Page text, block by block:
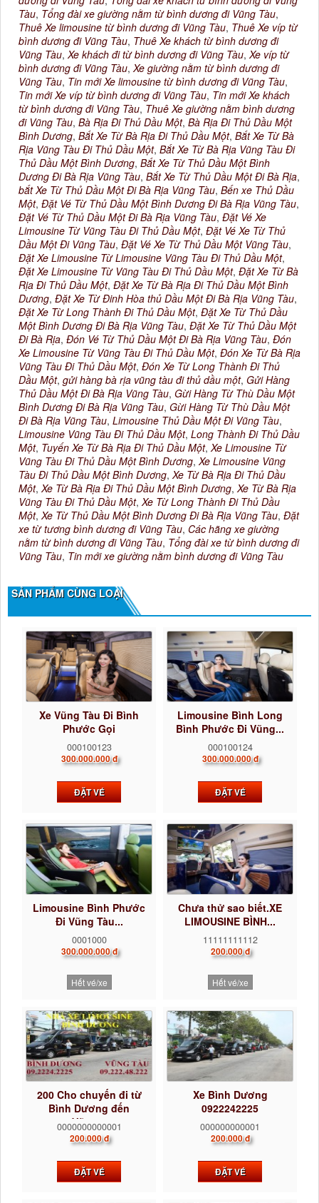
Tàu, Tổng đài xe giường nằm từ bình dương đi Vũng Tàu,
Thuê Xe limousine từ bình dương đi Vũng Tàu, Thuê Xe víp từ
bình dương đi Vũng Tàu, Thuê Xe khách từ bình dương đi
Vũng Tàu,Xe khách đi từ bình dương đi Vũng Tàu,Xe víp từ
bình dương đi Vũng Tàu,Xe giường nằm từ bình dương đi
Vũng Tàu, Tin mới Xe limousine từ bình dương đi Vũng Tàu,
Tin mới Xe víp từ bình dương đi Vũng Tàu, Tin mới Xe khách
từ bình dương đi Vũng Tàu, Thuê Xe giường nằm bình dương
đi Vũng Tàu, Bà Rịa Đi Thủ Dầu Một, Bà Rịa Đi Thủ Dầu Một
Bình Dương, Bắt Xe Từ Bà Rịa Đi Thủ Dầu Một, Bắt Xe Từ Bà
Rịa Vũng Tàu Đi Thủ Dầu Một, Bắt Xe Từ Bà Rịa Vũng Tàu Đi
Thủ Dầu Một Bình Dương, Bắt Xe Từ Thủ Dầu Một Bình
Dương Đi Bà Rịa Vũng Tàu, Bắt Xe Từ Thủ Dầu Một Đi Bà Rịa,
bắt Xe Từ Thủ Dầu Một Đi Bà Rịa Vũng Tàu, Bến xe Thủ Dầu
Một, Đặt Vé Từ Thủ Dầu Một Bình Dương Đi Bà Rịa Vũng Tàu,
Đặt Vé Từ Thủ Dầu Một Đi Bà Rịa Vũng Tàu, Đặt Vé Xe
Limousine Từ Vũng Tàu Đi Thủ Dầu Một, Đặt Vé Xe Từ Thủ
Dầu Một Đi Vũng Tàu, Đặt Vé Xe Từ Thủ Dầu Một Vũng Tàu,
Đặt Xe Limousine Từ Limousine Vũng Tàu Đi Thủ Dầu Một,
Đặt Xe Limousine Từ Vũng Tàu Đi Thủ Dầu Một, Đặt Xe Từ Bà
Rịa Đi Thủ Dầu Một, Đặt Xe Từ Bà Rịa Đi Thủ Dầu Một Bình
Dương, Đặt Xe Từ Đinh Hòa thủ Dầu Một Đi Bà Rịa Vũng Tàu,
Đặt Xe Từ Long Thành Đi Thủ Dầu Một, Đặt Xe Từ Thủ Dầu
Một Bình Dương Đi Bà Rịa Vũng Tàu, Đặt Xe Từ Thủ Dầu Một
Đi Bà Rịa, Đón Vé Từ Thủ Dầu Một Đi Bà Rịa Vũng Tàu, Đón
Xe Limousine Từ Vũng Tàu Đi Thủ Dầu Một, Đón Xe Từ Bà Rịa
Vũng Tàu Đi Thủ Dầu Một, Đón Xe Từ Long Thành Đi Thủ
Dầu Một, gửi hàng bà rịa vũng tàu đi thủ dầu một, Gửi Hàng
Thủ Dầu Một Đi Bà Rịa Vũng Tàu, Gừi Hàng Từ Thù Dầu Một
Bình Dương Đi Bà Rịa Vũng Tàu, Gừi Hàng Từ Thù Dầu Một
Đi Bà Rịa Vũng Tàu, Limousine Thủ Dầu Một Đi Vũng Tàu,
Limousine Vũng Tàu Đi Thủ Dầu Một, Long Thành Đi Thủ Dầu
Một, Tuyến Xe Từ Bà Rịa Đi Thủ Dầu Một,Xe Limousine Từ
Vũng Tàu Đi Thủ Dầu Một Bình Dương,Xe Limousine Vũng
Tàu Đi Thủ Dầu Một Bình Dương,Xe Từ Bà Rịa Đi Thủ Dầu
Một,Xe Từ Bà Rịa Đi Thủ Dầu Một Bình Dương,Xe Từ Bà Rịa
Vũng Tàu Đi Thủ Dầu Một,Xe Từ Long Thành Đi Thủ Dầu
Một,Xe Từ Thủ Dầu Một Bình Dương Đi Bà Rịa Vũng Tàu, Đặt
xe từ tương bình dương đi Vũng Tàu, Các hãng xe giường
nằm từ bình dương đi Vũng Tàu, Tổng đài xe từ bình dương đi
Vũng Tàu, Tin mới xe giường nằm bình dương đi Vũng Tàu
SẢN PHẨM CÙNG LOẠI
Xe Vũng Tàu Đi Bình
Phước Gọi
0922242225...
000100123
300.000.000 đ
ĐẶT VÉ
Limousine Bình Long
Bình Phước Đi Vũng...
000100124
300.000.000 đ
ĐẶT VÉ
Limousine Bình Phước
Đi Vũng Tàu...
0001000
300.000.000 đ
Hết vé/xe
Chưa thử sao biết.XE
LIMOUSINE BÌNH...
11111111112
200.000 đ
Hết vé/xe
200 Cho chuyến đi từ
Bình Dương đến
Vũng...
0000000000001
200.000 đ
ĐẶT VÉ
Xe Bình Dương
0922242225
000000000001
200.000 đ
ĐẶT VÉ